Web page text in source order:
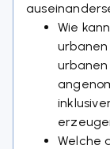
Wie
Welche